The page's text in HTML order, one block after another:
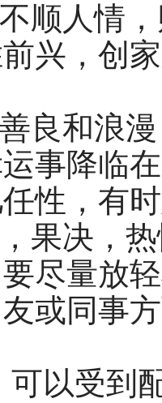
顺人情
兴，创
良和浪
事降临
性，有
果决，
尽量放
或同事
以受到